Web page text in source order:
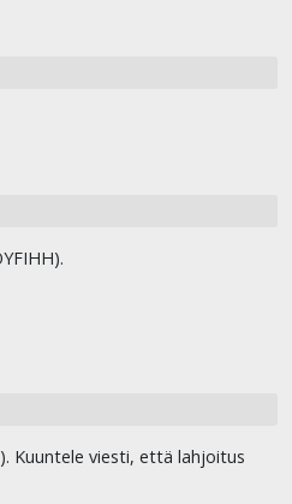
Kuuntele viesti, että lahjoitus